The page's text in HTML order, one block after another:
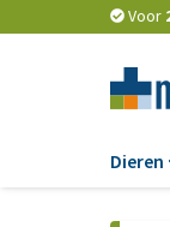
Voor
Dieren